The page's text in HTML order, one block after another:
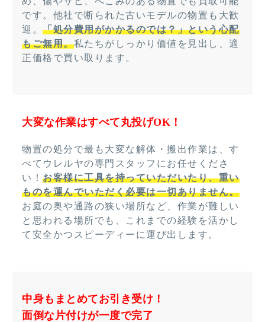
です。他社で断られた古いモデルの物置も大歓
迎。 「処分費用がかかるのでは？」という心配
もご無用。私たちがしっかり価値を見出し、適
正価格で買い取ります。
大変な作業はすべて丸投げOK！
物置の処分で最も大変な解体・搬出作業は、す
べてウレルヤの専門スタッフにお任せくださ
い！ お客様に工具を持っていただいたり、重い
ものを運んでいただく必要は一切ありません。
お庭の奥や通路の狭い場所など、作業が難しい
と思われる場所でも、これまでの経験を活かし
て安全かつスピーディーに運び出します。
中身もまとめてお引き受け！
面倒な片付けが一度で完了